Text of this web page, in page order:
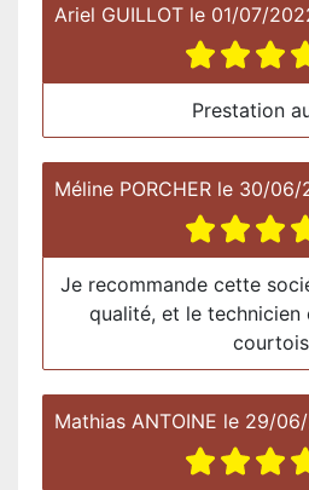
Ariel GUILLOT le 01/07/
Prestation
Méline PORCHER le 30/06/
Je recommande cette
qualité, et le
courtois
Mathias ANTOINE le 29/